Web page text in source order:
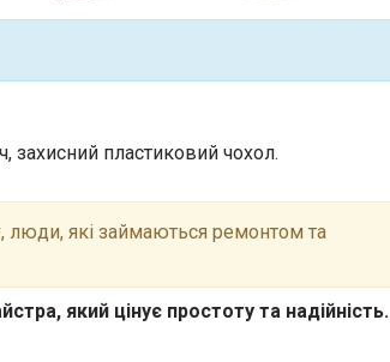
захисний пластиковий чохол.
люди, які займаються ремонтом та
який цінує простоту та надійність.